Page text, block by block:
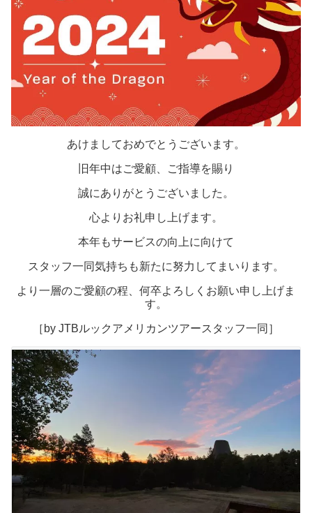
あけましておめでとうございます。
旧年中はご愛顧、ご指導を賜り
誠にありがとうございました。
心よりお礼申し上げます。
本年もサービスの向上に向けて
スタッフ一同気持ちも新たに努力してまいります。
より一層のご愛顧の程、何卒よろしくお願い申し上げま
す。
［by JTBルックアメリカンツアースタッフ一同］